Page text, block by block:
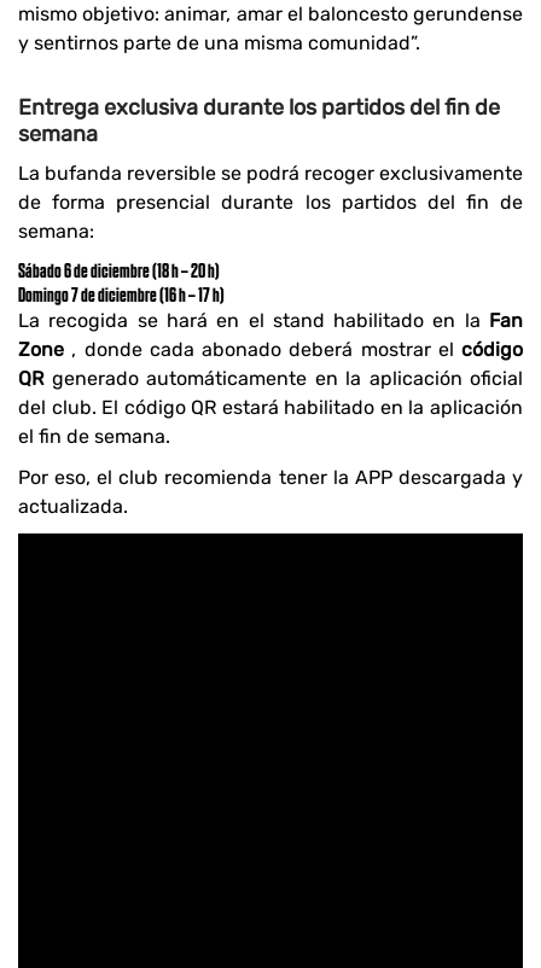
mismo objetivo: animar, amar el baloncesto gerundense
y sentirnos parte de una misma comunidad”.
Entrega exclusiva durante los partidos del fin de
semana
La bufanda reversible se podrá recoger exclusivamente
de forma presencial durante los partidos del fin de
semana:
Sábado 6 de diciembre (18 h – 20 h)
Domingo 7 de diciembre (16 h – 17 h)
La recogida se hará en el stand habilitado en la Fan
Zone , donde cada abonado deberá mostrar el código
QRgenerado automáticamente en la aplicación oficial
del club. El código QR estará habilitado en la aplicación
el fin de semana.
Por eso, el club recomienda tener la APP descargada y
actualizada.